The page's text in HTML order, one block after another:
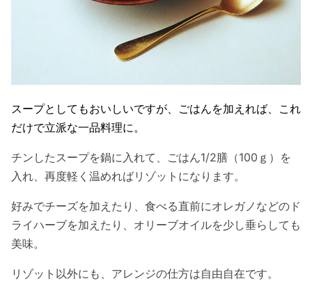
スープとしてもおいしいですが、ごはんを加えれば、これ
だけで立派な一品料理に。
チンしたスープを鍋に入れて、ごはん1/2膳（100ｇ）を
入れ、再度軽く温めればリゾットになります。
好みでチーズを加えたり、食べる直前にオレガノなどのド
ライハーブを加えたり、オリーブオイルを少し垂らしても
美味。
リゾット以外にも、アレンジの仕方は自由自在です。